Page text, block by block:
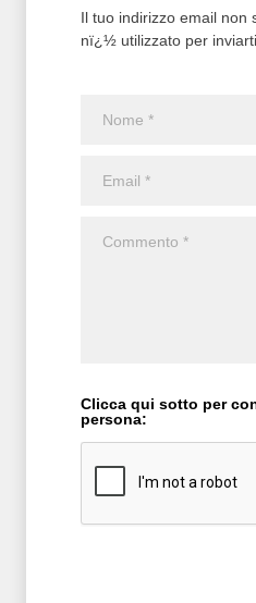
Il tuo indirizzo email
nï¿½ utilizzato per
Clicca qui sotto per
persona: